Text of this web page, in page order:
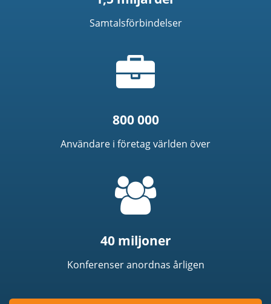
Samtalsförbindelser
ikon
800 000
Användare i företag världen över
40 miljoner
Konferenser anordnas årligen